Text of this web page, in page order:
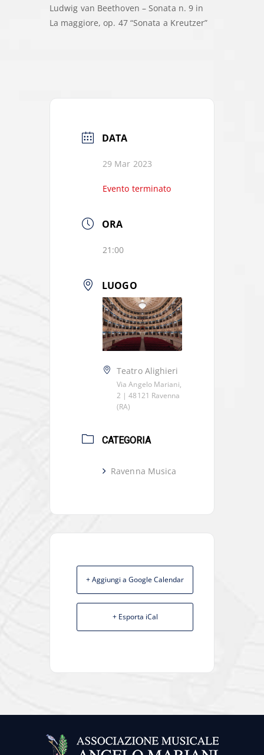
Ludwig van Beethoven – Sonata n. 9 in
La maggiore, op. 47 “Sonata a Kreutzer”
DATA
29 Mar 2023
Evento terminato
ORA
21:00
LUOGO
Teatro Alighieri
Via Angelo Mariani,
2 | 48121 Ravenna
(RA)
CATEGORIA
Ravenna Musica
+ Aggiungi a Google Calendar
+ Esporta iCal